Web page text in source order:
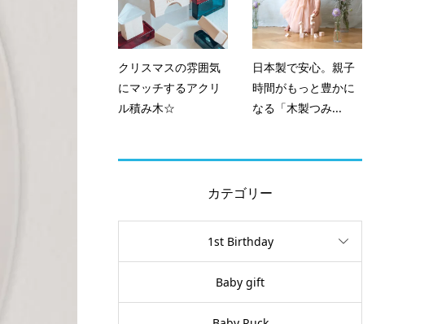
クリスマスの雰囲気
にマッチするアクリ
ル積み木☆
日本製で安心。親子
時間がもっと豊かに
なる「木製つみ...
カテゴリー
1st Birthday
Baby gift